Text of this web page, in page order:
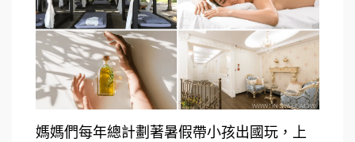
媽媽們每年總計劃著暑假帶小孩出國玩，上